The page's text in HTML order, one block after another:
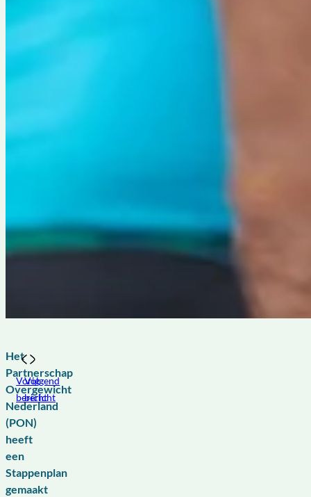
Het
Partnerschap
Overgewicht
Nederland
(PON)
heeft
een
Stappenplan
gemaakt
Vorig
bericht
Volgend
bericht